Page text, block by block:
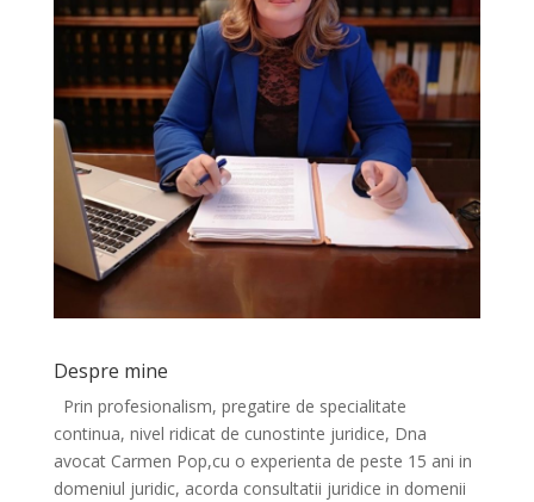
Despre mine
Prin profesionalism, pregatire de specialitate
continua, nivel ridicat de cunostinte juridice, Dna
avocat Carmen Pop,cu o experienta de peste 15 ani in
domeniul juridic, acorda consultatii juridice in domenii